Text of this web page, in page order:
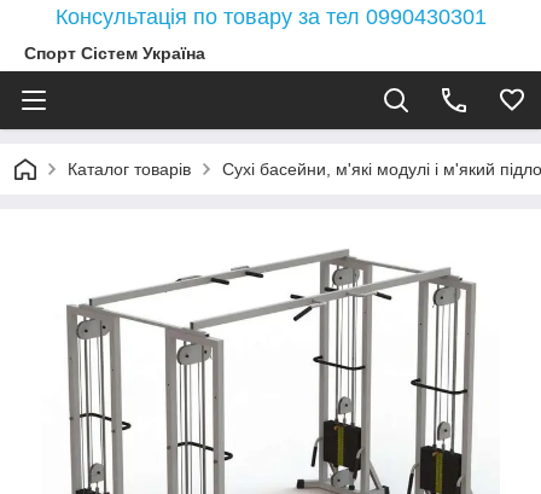
Консультація по товару за тел 0990430301
Спорт Сістем Україна
Каталог товарів Сухі басейни, м'які модулі і м'який